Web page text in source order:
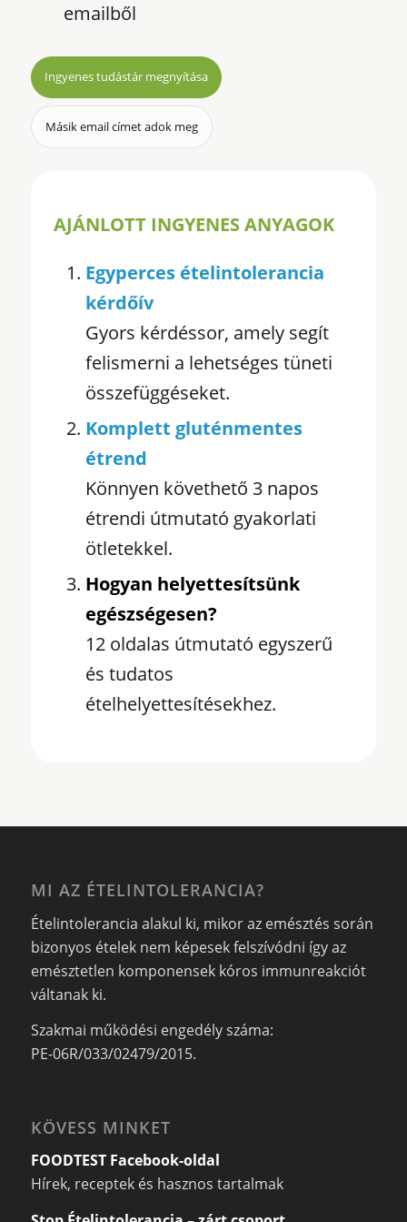
emailből
Ingyenes tudástár megnyítása
Másik email címet adok meg
AJÁNLOTT INGYENES ANYAGOK
Egyperces ételintolerancia
kérdőív
Gyors kérdéssor, amely segít
felismerni a lehetséges tüneti
összefüggéseket.
Komplett gluténmentes
étrend
Könnyen követhető 3 napos
étrendi útmutató gyakorlati
ötletekkel.
Hogyan helyettesítsünk
egészségesen?
12 oldalas útmutató egyszerű
és tudatos
ételhelyettesítésekhez.
MI AZ ÉTELINTOLERANCIA?
Ételintolerancia alakul ki, mikor az emésztés során
bizonyos ételek nem képesek felszívódni így az
emésztetlen komponensek kóros immunreakciót
váltanak ki.
Szakmai működési engedély száma:
PE-06R/033/02479/2015.
KÖVESS MINKET
FOODTEST Facebook-oldal
Hírek, receptek és hasznos tartalmak